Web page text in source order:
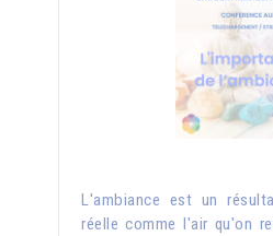
L'ambiance est un
réelle comme l'air qu'on